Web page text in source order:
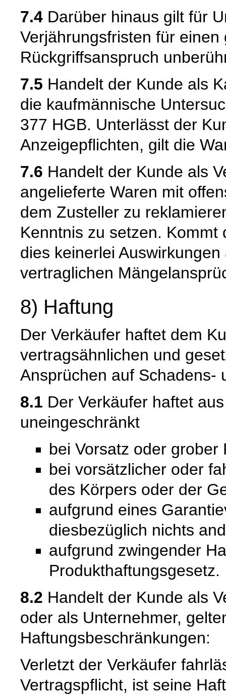
7.4 Darüber hinaus gilt für
Verjährungsfristen für
Rückgriffsanspruch
7.5 Handelt der Kunde als
die kaufmännische
377 HGB. Unterlässt der
Anzeigepflichten, gilt die
7.6 Handelt der Kunde als
angelieferte Waren mit
dem Zusteller zu
Kenntnis zu setzen.
dies keinerlei
vertraglichen
8) Haftung
Der Verkäufer haftet dem
vertragsähnlichen und
Ansprüchen auf Schadens-
8.1 Der Verkäufer haftet
uneingeschränkt
bei Vorsatz oder grober
bei vorsätzlicher oder
des Körpers oder der
aufgrund eines
diesbezüglich nichts
aufgrund zwingender
Produkthaftungsgesetz.
8.2 Handelt der Kunde als
oder als Unternehmer,
Haftungsbeschränkungen:
Verletzt der Verkäufer
Vertragspflicht, ist seine